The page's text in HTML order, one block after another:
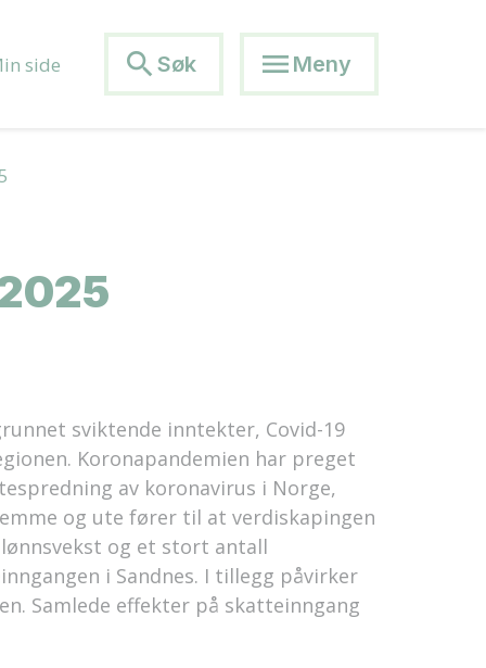
side search Søk menu Meny
sviktende inntekter, Covid-19
Koronapandemien har preget
av koronavirus i Norge,
og ute fører til at verdiskapingen
og et stort antall
i Sandnes. I tillegg påvirker
Samlede effekter på skatteinngang